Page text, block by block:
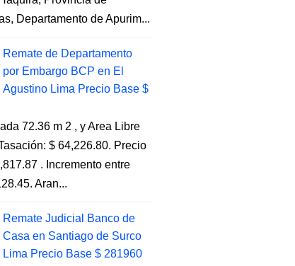
Departamento de Apurim...
Remate de Departamento
por Embargo BCP en El
Agustino Lima Precio Base $
72.36 m 2 , y Area Libre
$ 64,226.80. Precio
. Incremento entre
Aran...
Remate Judicial Banco de
Casa en Santiago de Surco
Lima Precio Base $ 281960